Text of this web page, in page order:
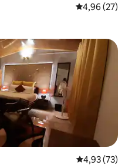
Gemiddelde
4,96 (27)
Gemiddelde
4,93 (73)